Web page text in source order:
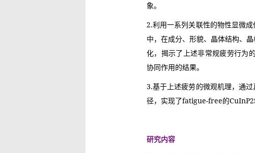
象。
2.利用一系列关联性的物性显微
中，在成分、形貌、晶体结构、
化，揭示了上述非常规疲劳行为
协同作用的结果。
3.基于上述疲劳的微观机理，通
径，实现了fatigue-free的
研究内容